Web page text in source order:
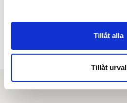
Tillåt alla
Tillåt urval
Min köphistorik